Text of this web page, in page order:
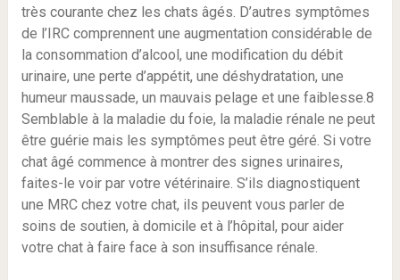
très courante chez les chats âgés. D’autres symptômes
de l’IRC comprennent une augmentation considérable de
la consommation d’alcool, une modification du débit
urinaire, une perte d’appétit, une déshydratation, une
humeur maussade, un mauvais pelage et une faiblesse.8
Semblable à la maladie du foie, la maladie rénale ne peut
être guérie mais les symptômes peut être géré. Si votre
chat âgé commence à montrer des signes urinaires,
faites-le voir par votre vétérinaire. S’ils diagnostiquent
une MRC chez votre chat, ils peuvent vous parler de
soins de soutien, à domicile et à l’hôpital, pour aider
votre chat à faire face à son insuffisance rénale.